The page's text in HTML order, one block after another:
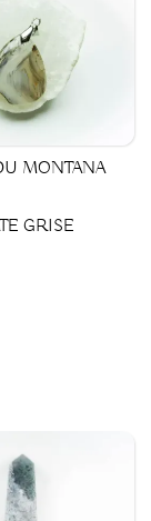
MONTANA
GRISE